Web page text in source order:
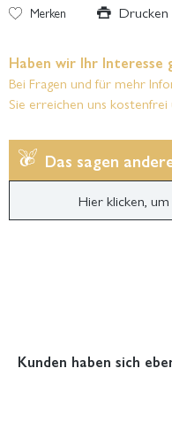
Merken Drucken
Haben wir Ihr Interesse
Bei Fragen und für mehr
Sie erreichen uns
Das sagen
Hier klicken,
Kunden haben sich